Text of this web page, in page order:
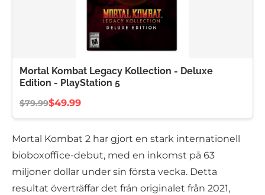
Mortal Kombat Legacy Kollection - Deluxe
Edition - PlayStation 5
$79.99$49.99
Mortal Kombat 2 har gjort en stark internationell
bioboxoffice-debut, med en inkomst på 63
miljoner dollar under sin första vecka. Detta
resultat överträffar det från originalet från 2021,